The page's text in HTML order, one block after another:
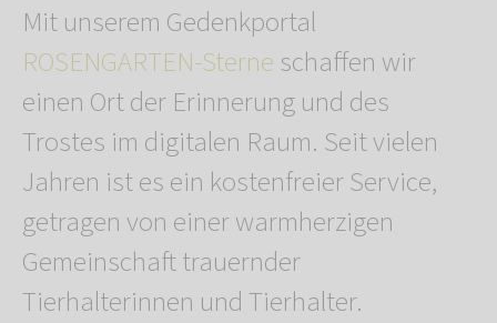
Mit unserem Gedenkportal
ROSENGARTEN-Sterneschaffen wir
einen Ort der Erinnerung und des
Trostes im digitalen Raum. Seit vielen
Jahren ist es ein kostenfreier Service,
getragen von einer warmherzigen
Gemeinschaft trauernder
Tierhalterinnen und Tierhalter.